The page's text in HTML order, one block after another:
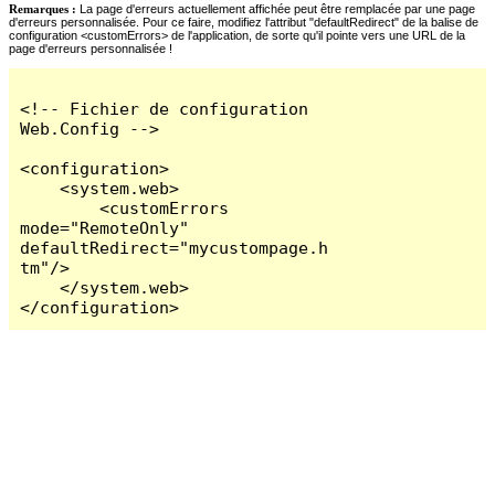
Remarques : La page d'erreurs actuellement affichée peut être remplacée par une page
d'erreurs personnalisée. Pour ce faire, modifiez l'attribut "defaultRedirect" de la balise de
configuration <customErrors> de l'application, de sorte qu'il pointe vers une URL de la
page d'erreurs personnalisée !
<!-- Fichier de configuration
Web.Config -->
<configuration>
    <system.web>
        <customErrors
mode="RemoteOnly"
defaultRedirect="mycustompage.h
tm"/>
    </system.web>
</configuration>